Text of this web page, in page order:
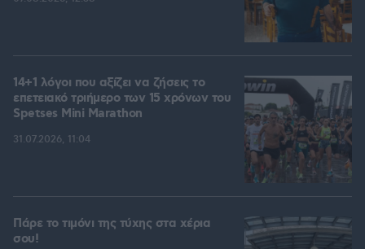
14+1 λόγοι που αξίζει να ζήσεις το
επετειακό τριήμερο των 15 χρόνων του
Spetses Mini Marathon
31.07.2026, 11:04
Πάρε το τιμόνι της τύχης στα χέρια
σου!